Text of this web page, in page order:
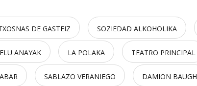
DE GASTEIZ SOZIEDAD ALKOHOLIKA
ANAYAK LA POLAKA TEATRO PRINCIPAL
SABLAZO VERANIEGO DAMION BAUGH